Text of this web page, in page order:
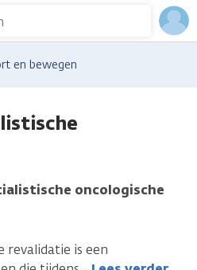
en bewegen
oncologische
revalidatie is een